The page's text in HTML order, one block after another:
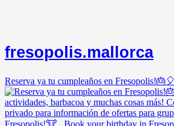
fresopolis.mallorca
Reserva ya tu cumpleaños en Fresopolis!🎂🎈